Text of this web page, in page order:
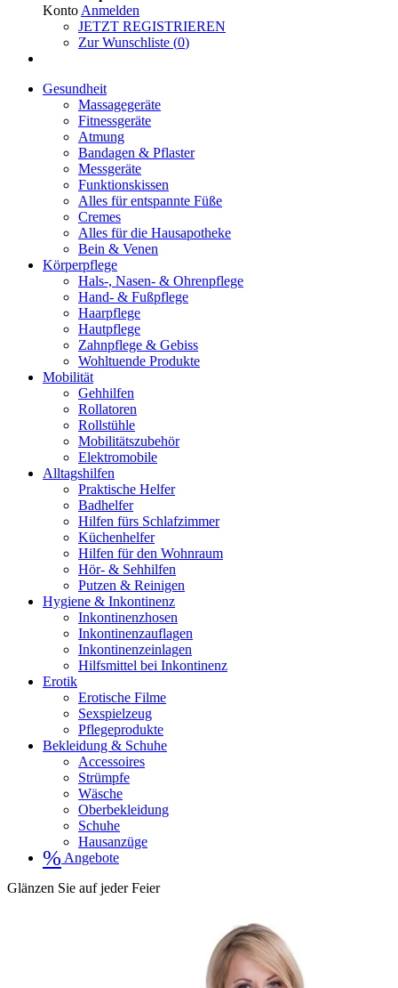
Konto Anmelden
JETZT REGISTRIEREN
Zur Wunschliste (0)
Gesundheit
Massagegeräte
Fitnessgeräte
Atmung
Bandagen & Pflaster
Messgeräte
Funktionskissen
Alles für entspannte Füße
Cremes
Alles für die Hausapotheke
Bein & Venen
Körperpflege
Hals-, Nasen- & Ohrenpflege
Hand- & Fußpflege
Haarpflege
Hautpflege
Zahnpflege & Gebiss
Wohltuende Produkte
Mobilität
Gehhilfen
Rollatoren
Rollstühle
Mobilitätszubehör
Elektromobile
Alltagshilfen
Praktische Helfer
Badhelfer
Hilfen fürs Schlafzimmer
Küchenhelfer
Hilfen für den Wohnraum
Hör- & Sehhilfen
Putzen & Reinigen
Hygiene & Inkontinenz
Inkontinenzhosen
Inkontinenzauflagen
Inkontinenzeinlagen
Hilfsmittel bei Inkontinenz
Erotik
Erotische Filme
Sexspielzeug
Pflegeprodukte
Bekleidung & Schuhe
Accessoires
Strümpfe
Wäsche
Oberbekleidung
Schuhe
Hausanzüge
% Angebote
Glänzen Sie auf jeder Feier